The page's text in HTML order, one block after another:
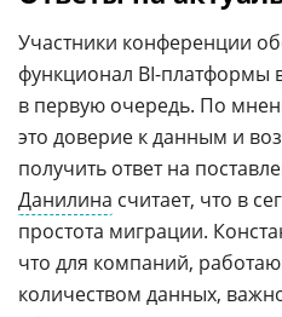
Участники конференции
функционал BI-платформы
в первую очередь. По
это доверие к данным и
получить ответ на
Данилина считает, что в
простота миграции.
что для компаний,
количеством данных,